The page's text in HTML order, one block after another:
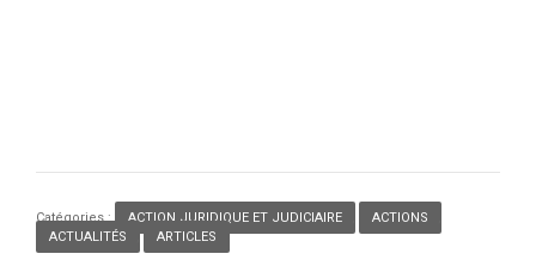
Catégories : ACTION JURIDIQUE ET JUDICIAIRE ACTIONS
ACTUALITÉS
, ARTICLES